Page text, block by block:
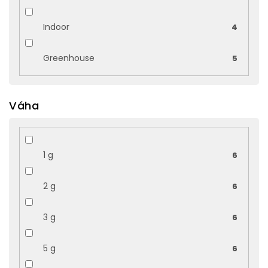
Indoor 4
Greenhouse 5
Váha
1 g 6
2 g 6
3 g 6
5 g 6